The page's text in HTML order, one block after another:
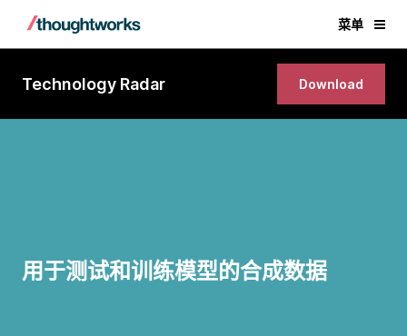
菜单
Technology Radar Download
用于测试和训练模型的合成数据